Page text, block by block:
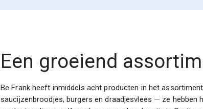
Een groeiend
Be Frank heeft inmiddels acht producten in het
saucijzenbroodjes, burgers en draadjesvlees — ze hebben